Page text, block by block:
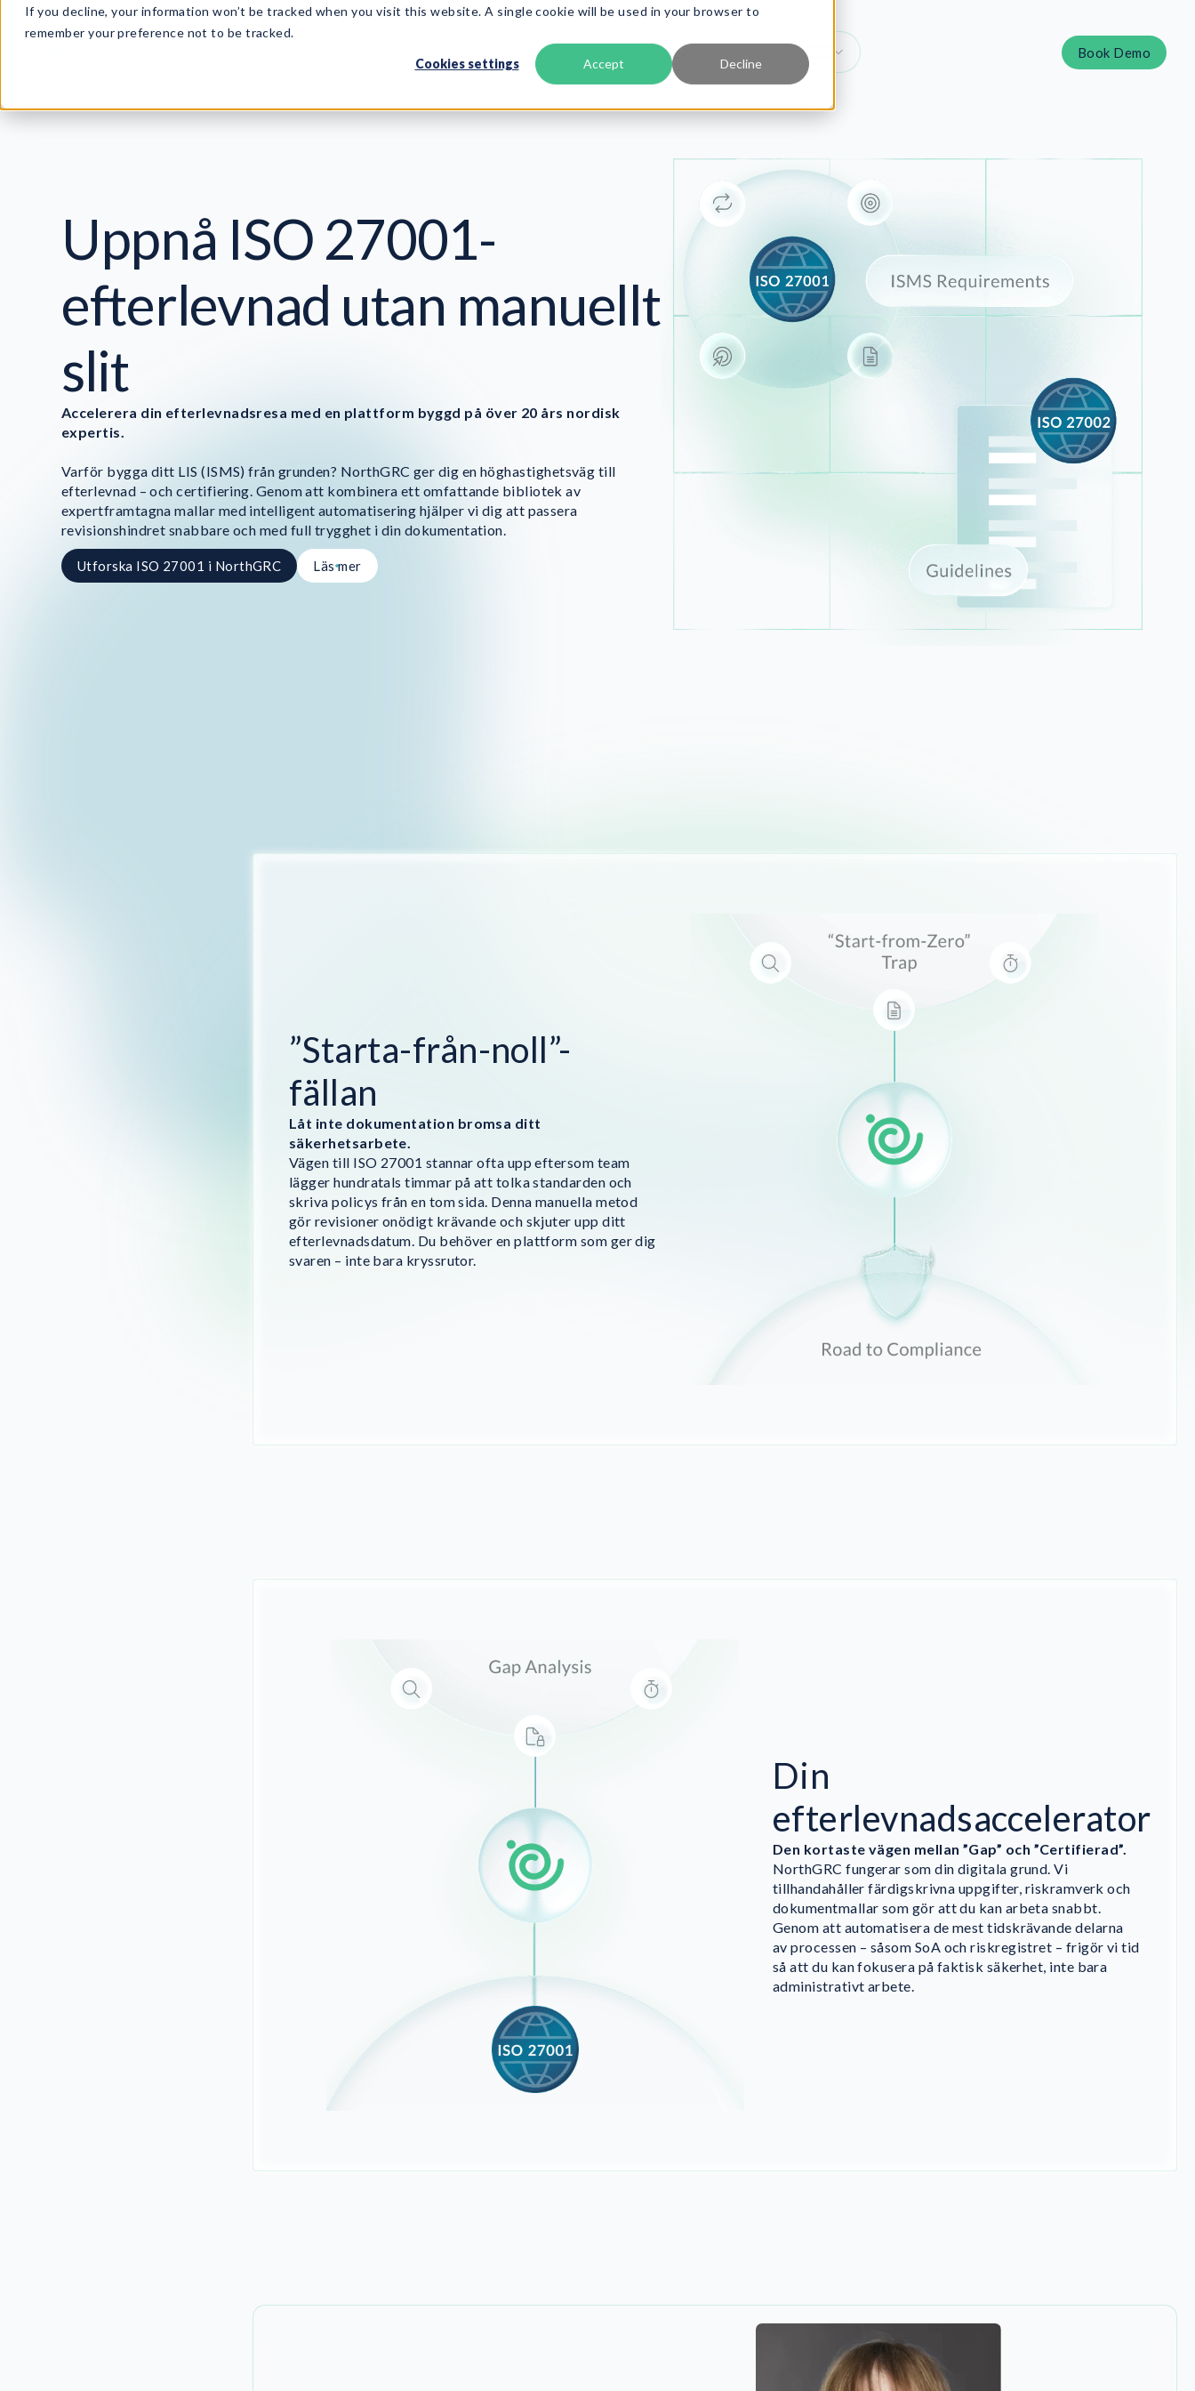
If you decline, your information won’t be tracked when you visit this website. A single cookie will be used in your browser to
remember your preference not to be tracked.
Cookies settings Accept Decline
Tjänster Resurser Book Demo
Uppnå ISO 27001-
efterlevnad utan manuellt
slit
Accelerera din efterlevnadsresa med en plattform byggd på över 20 års nordisk
expertis.
Varför bygga ditt LIS (ISMS) från grunden? NorthGRC ger dig en höghastighetsväg till
efterlevnad – och certifiering. Genom att kombinera ett omfattande bibliotek av
expertframtagna mallar med intelligent automatisering hjälper vi dig att passera
revisionshindret snabbare och med full trygghet i din dokumentation.
Utforska ISO 27001 i NorthGRC Läs mer
”Starta-från-noll”-
fällan
Låt inte dokumentation bromsa ditt
säkerhetsarbete.
Vägen till ISO 27001 stannar ofta upp eftersom team
lägger hundratals timmar på att tolka standarden och
skriva policys från en tom sida. Denna manuella metod
gör revisioner onödigt krävande och skjuter upp ditt
efterlevnadsdatum. Du behöver en plattform som ger dig
svaren – inte bara kryssrutor.
Din
efterlevnadsaccelerator
Den kortaste vägen mellan ”Gap” och ”Certifierad”.
NorthGRC fungerar som din digitala grund. Vi
tillhandahåller färdigskrivna uppgifter, riskramverk och
dokumentmallar som gör att du kan arbeta snabbt.
Genom att automatisera de mest tidskrävande delarna
av processen – såsom SoA och riskregistret – frigör vi tid
så att du kan fokusera på faktisk säkerhet, inte bara
administrativt arbete.